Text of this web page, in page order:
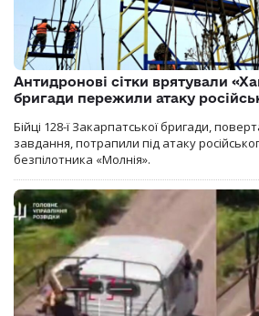
Антидронові сітки врятували
бригади пережили атаку
Бійці 128-ї Закарпатської бригади,
завдання, потрапили під атаку
безпілотника «Молнія».